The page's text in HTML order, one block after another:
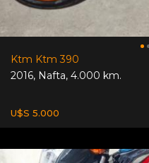
Ktm Ktm 390
2016, Nafta, 4.000 km.
U$S 5.000